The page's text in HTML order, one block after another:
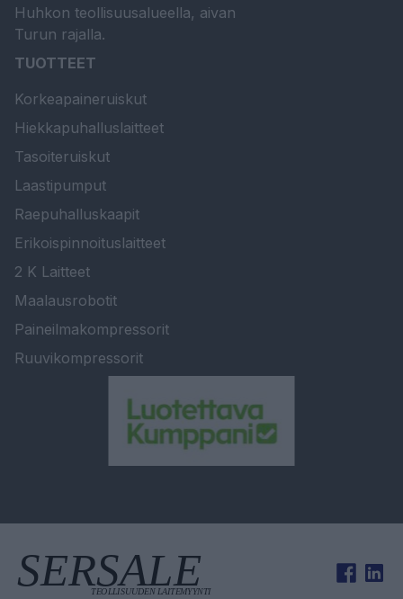
Huhkon teollisuusalueella, aivan
Turun rajalla.
TUOTTEET
Korkeapaineruiskut
Hiekkapuhalluslaitteet
Tasoiteruiskut
Laastipumput
Raepuhalluskaapit
Erikoispinnoituslaitteet
2 K Laitteet
Maalausrobotit
Paineilmakompressorit
Ruuvikompressorit